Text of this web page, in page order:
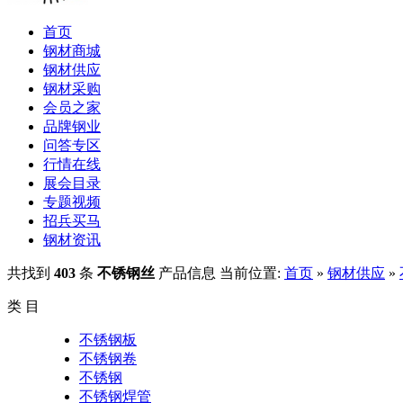
首页
钢材商城
钢材供应
钢材采购
会员之家
品牌钢业
问答专区
行情在线
展会目录
专题视频
招兵买马
钢材资讯
共找到 403 条 不锈钢丝 产品信息 当前位置: 首页 » 钢材供应 »
类 目
不锈钢板
不锈钢卷
不锈钢
不锈钢焊管